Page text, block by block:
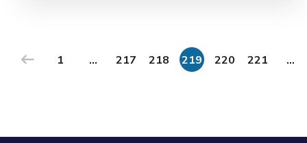
1 … 217 218 219 220 221 …